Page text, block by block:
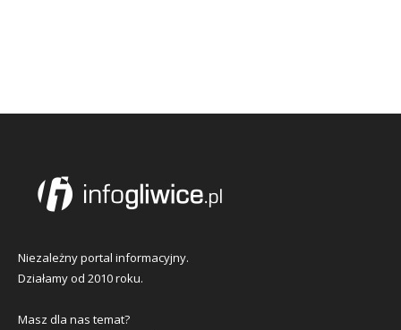
Niezależny portal informacyjny.
Działamy od 2010 roku.
Masz dla nas temat?